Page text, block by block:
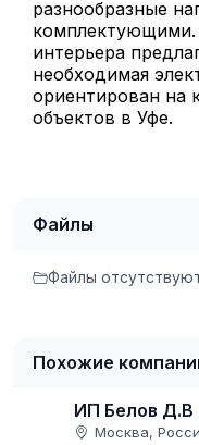
разнообразные
комплектующими.
интерьера
необходимая
ориентирован на
объектов в Уфе.
Файлы
Файлы
Похожие
ИП Белов Д.В
Москва,